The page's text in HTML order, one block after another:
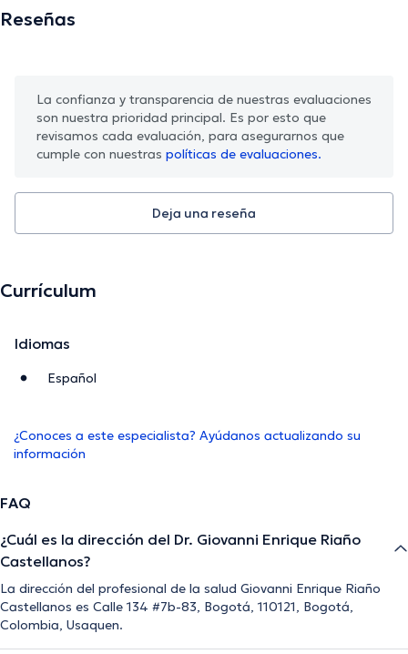
Reseñas
La confianza y transparencia de nuestras evaluaciones
son nuestra prioridad principal. Es por esto que
revisamos cada evaluación, para asegurarnos que
cumple con nuestras políticas de evaluaciones.
Deja una reseña
Currículum
Idiomas
Español
¿Conoces a este especialista? Ayúdanos actualizando su
información
FAQ
¿Cuál es la dirección del Dr. Giovanni Enrique Riaño
Castellanos?
La dirección del profesional de la salud Giovanni Enrique Riaño
Castellanos es Calle 134 #7b-83, Bogotá, 110121, Bogotá,
Colombia, Usaquen.